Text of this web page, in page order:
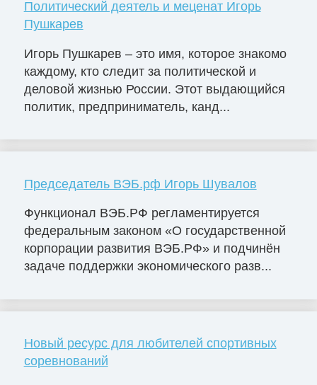
Политический деятель и меценат Игорь
Пушкарев
Игорь Пушкарев – это имя, которое знакомо
каждому, кто следит за политической и
деловой жизнью России. Этот выдающийся
политик, предприниматель, канд...
Председатель ВЭБ.рф Игорь Шувалов
Функционал ВЭБ.РФ регламентируется
федеральным законом «О государственной
корпорации развития ВЭБ.РФ» и подчинён
задаче поддержки экономического разв...
Новый ресурс для любителей спортивных
соревнований